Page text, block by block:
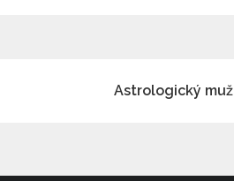
Astrologický muž